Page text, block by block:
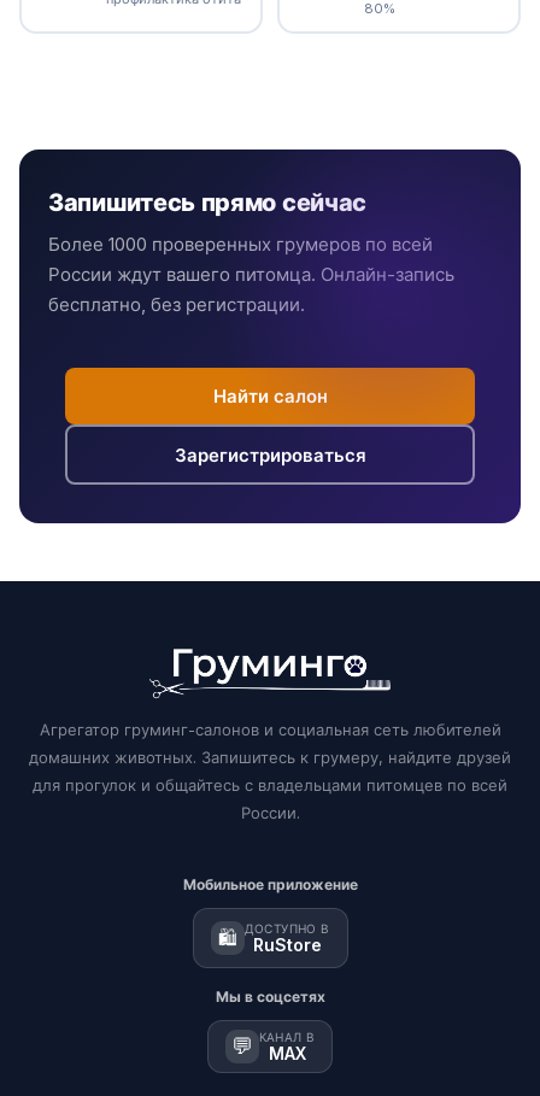
80%
Запишитесь прямо сейчас
Более 1000 проверенных грумеров по всей
России ждут вашего питомца. Онлайн-запись
бесплатно, без регистрации.
Найти салон
Зарегистрироваться
Агрегатор груминг-салонов и социальная сеть любителей
домашних животных. Запишитесь к грумеру, найдите друзей
для прогулок и общайтесь с владельцами питомцев по всей
России.
Мобильное приложение
🛍️ ДОСТУПНО В
RuStore
Мы в соцсетях
💬 КАНАЛ В
MAX